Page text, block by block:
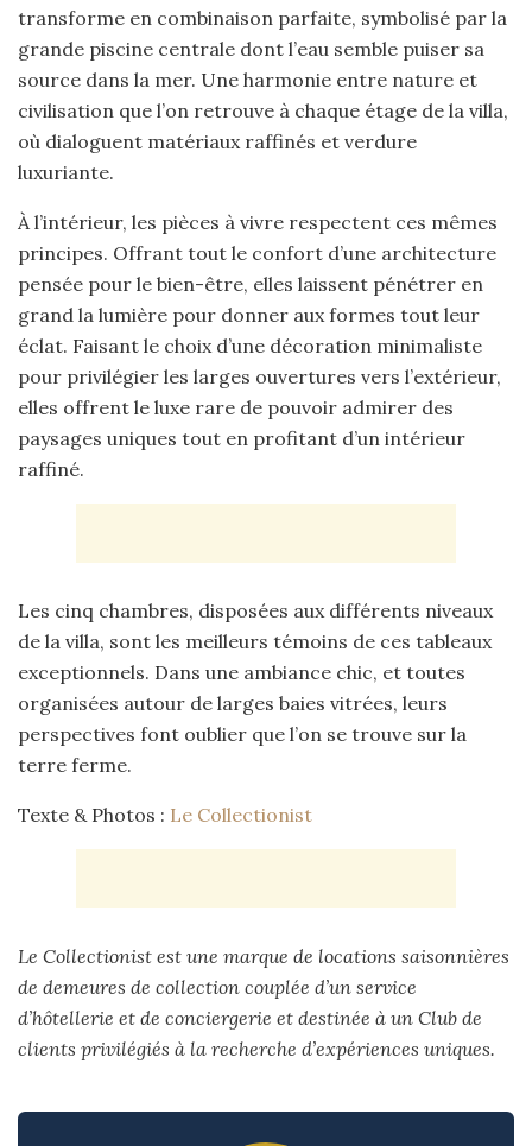
transforme en combinaison parfaite, symbolisé par la
grande piscine centrale dont l’eau semble puiser sa
source dans la mer. Une harmonie entre nature et
civilisation que l’on retrouve à chaque étage de la villa,
où dialoguent matériaux raffinés et verdure
luxuriante.
À l’intérieur, les pièces à vivre respectent ces mêmes
principes. Offrant tout le confort d’une architecture
pensée pour le bien-être, elles laissent pénétrer en
grand la lumière pour donner aux formes tout leur
éclat. Faisant le choix d’une décoration minimaliste
pour privilégier les larges ouvertures vers l’extérieur,
elles offrent le luxe rare de pouvoir admirer des
paysages uniques tout en profitant d’un intérieur
raffiné.
Les cinq chambres, disposées aux différents niveaux
de la villa, sont les meilleurs témoins de ces tableaux
exceptionnels. Dans une ambiance chic, et toutes
organisées autour de larges baies vitrées, leurs
perspectives font oublier que l’on se trouve sur la
terre ferme.
Texte & Photos : Le Collectionist
Le Collectionist est une marque de locations saisonnières
de demeures de collection couplée d’un service
d’hôtellerie et de conciergerie et destinée à un Club de
clients privilégiés à la recherche d’expériences uniques.